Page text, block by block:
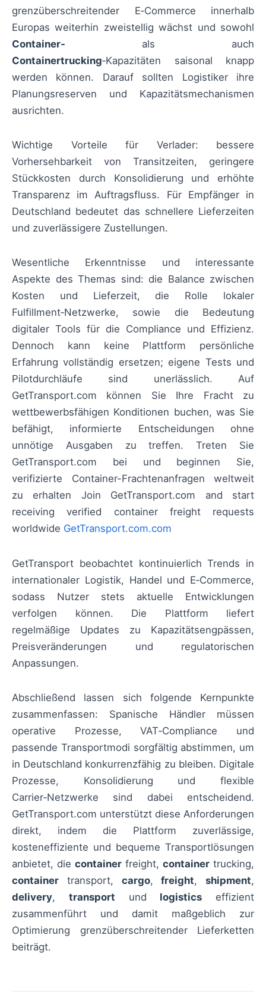
grenzüberschreitender E‑Commerce innerhalb
Europas weiterhin zweistellig wächst und sowohl
Container‑ als auch
Containertrucking‑Kapazitäten saisonal knapp
werden können. Darauf sollten Logistiker ihre
Planungsreserven und Kapazitätsmechanismen
ausrichten.
Wichtige Vorteile für Verlader: bessere
Vorhersehbarkeit von Transitzeiten, geringere
Stückkosten durch Konsolidierung und erhöhte
Transparenz im Auftragsfluss. Für Empfänger in
Deutschland bedeutet das schnellere Lieferzeiten
und zuverlässigere Zustellungen.
Wesentliche Erkenntnisse und interessante
Aspekte des Themas sind: die Balance zwischen
Kosten und Lieferzeit, die Rolle lokaler
Fulfillment‑Netzwerke, sowie die Bedeutung
digitaler Tools für die Compliance und Effizienz.
Dennoch kann keine Plattform persönliche
Erfahrung vollständig ersetzen; eigene Tests und
Pilotdurchläufe sind unerlässlich. Auf
GetTransport.com können Sie Ihre Fracht zu
wettbewerbsfähigen Konditionen buchen, was Sie
befähigt, informierte Entscheidungen ohne
unnötige Ausgaben zu treffen. Treten Sie
GetTransport.com bei und beginnen Sie,
verifizierte Container-Frachtenanfragen weltweit
zu erhalten Join GetTransport.com and start
receiving verified container freight requests
worldwide GetTransport.com.com
GetTransport beobachtet kontinuierlich Trends in
internationaler Logistik, Handel und E‑Commerce,
sodass Nutzer stets aktuelle Entwicklungen
verfolgen können. Die Plattform liefert
regelmäßige Updates zu Kapazitätsengpässen,
Preisveränderungen und regulatorischen
Anpassungen.
Abschließend lassen sich folgende Kernpunkte
zusammenfassen: Spanische Händler müssen
operative Prozesse, VAT‑Compliance und
passende Transportmodi sorgfältig abstimmen, um
in Deutschland konkurrenzfähig zu bleiben. Digitale
Prozesse, Konsolidierung und flexible
Carrier‑Netzwerke sind dabei entscheidend.
GetTransport.com unterstützt diese Anforderungen
direkt, indem die Plattform zuverlässige,
kosteneffiziente und bequeme Transportlösungen
anbietet, die container freight, container trucking,
container transport, cargo,freight, shipment,
delivery, transport und logistics effizient
zusammenführt und damit maßgeblich zur
Optimierung grenzüberschreitender Lieferketten
beiträgt.